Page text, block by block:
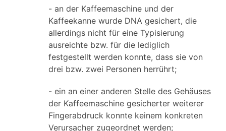
- an der Kaffeemaschine und der
Kaffeekanne wurde DNA gesichert, die
allerdings nicht für eine Typisierung
ausreichte bzw. für die lediglich
festgestellt werden konnte, dass sie von
drei bzw. zwei Personen herrührt;
- ein an einer anderen Stelle des Gehäuses
der Kaffeemaschine gesicherter weiterer
Fingerabdruck konnte keinem konkreten
Verursacher zugeordnet werden;